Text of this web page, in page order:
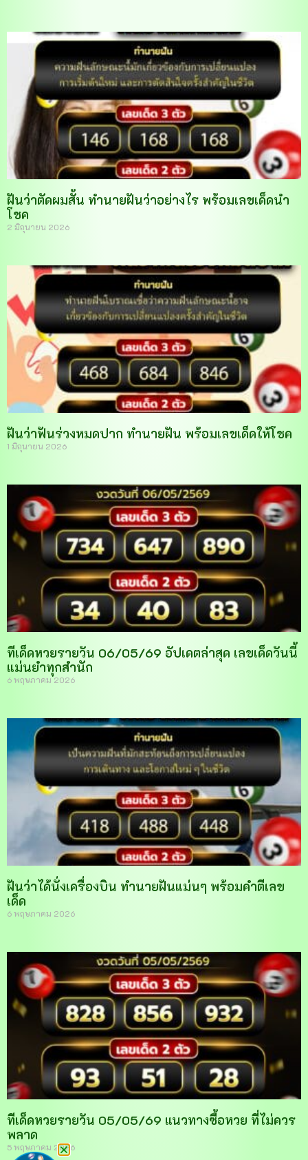
ฝันว่าตัดผมสั้น ทำนายฝันว่าอย่างไร พร้อมเลขเด็ดนำ
โชค
2 มิถุนายน 2026
ฝันว่าฟันร่วงหมดปาก ทำนายฝัน พร้อมเลขเด็ดให้โชค
1 มิถุนายน 2026
ทีเด็ดหวยรายวัน 06/05/69 อัปเดตล่าสุด เลขเด็ดวันนี้
แม่นยำทุกสำนัก
6 พฤษภาคม 2026
ฝันว่าได้นั่งเครื่องบิน ทำนายฝันแม่นๆ พร้อมคำตีเลข
เด็ด
6 พฤษภาคม 2026
ทีเด็ดหวยรายวัน 05/05/69 แนวทางซื้อหวย ที่ไม่ควร
พลาด
5 พฤษภาคม 2026